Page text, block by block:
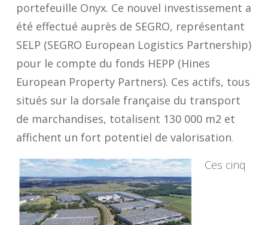
portefeuille Onyx. Ce nouvel investissement a
été effectué auprès de SEGRO, représentant
SELP (SEGRO European Logistics Partnership)
pour le compte du fonds HEPP (Hines
European Property Partners). Ces actifs, tous
situés sur la dorsale française du transport
de marchandises, totalisent 130 000 m2 et
affichent un fort potentiel de valorisation.
Ces cinq